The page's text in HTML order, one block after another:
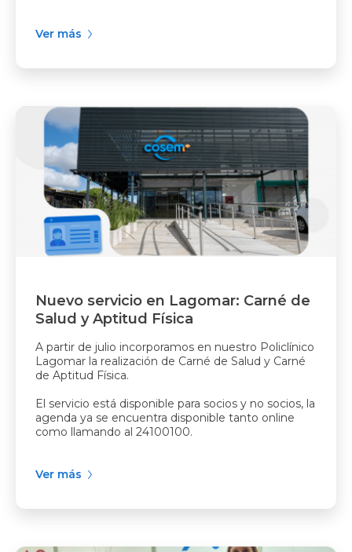
Ver más
Nuevo servicio en Lagomar: Carné de
Salud y Aptitud Física
A partir de julio incorporamos en nuestro Policlínico
Lagomar la realización de Carné de Salud y Carné
de Aptitud Física.
El servicio está disponible para socios y no socios, la
agenda ya se encuentra disponible tanto online
como llamando al 24100100.
Ver más